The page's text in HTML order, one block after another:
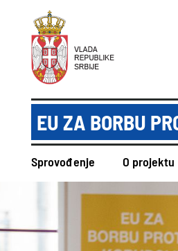
EU ZA BORBU
Sprovođenje O projektu